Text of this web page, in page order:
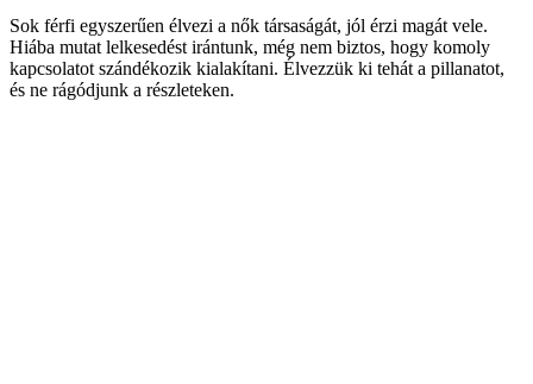
Sok férfi egyszerűen élvezi a nők társaságát, jól érzi magát vele.
Hiába mutat lelkesedést irántunk, még nem biztos, hogy komoly
kapcsolatot szándékozik kialakítani. Élvezzük ki tehát a pillanatot,
és ne rágódjunk a részleteken.